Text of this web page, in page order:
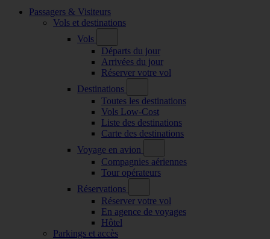
Passagers & Visiteurs
Vols et destinations
Vols
Départs du jour
Arrivées du jour
Réserver votre vol
Destinations
Toutes les destinations
Vols Low-Cost
Liste des destinations
Carte des destinations
Voyage en avion
Compagnies aériennes
Tour opérateurs
Réservations
Réserver votre vol
En agence de voyages
Hôtel
Parkings et accès